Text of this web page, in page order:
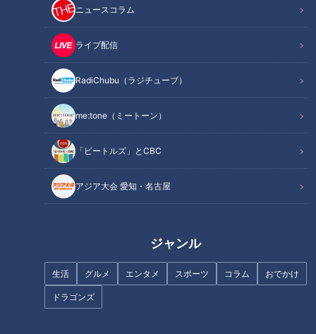
ニュースコラム
ライブ配信
RadiChubu（ラジチューブ）
me:tone（ミートーン）
「ビートルズ」とCBC
アジア大会 愛知・名古屋
ジャンル
生活 グルメ エンタメ スポーツ コラム おでかけ
ドラゴンズ
この記事を見たあなたへのおすすめ
「まるで玉手箱」会員制高級焼
肉店のランチに、著名人御用達
入園無料！ リニューアルで来場
者も2倍以上に！ 『ぎふ清流里